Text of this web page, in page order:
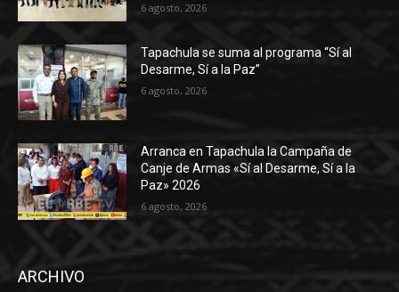
6 agosto, 2026
Tapachula se suma al programa “Sí al
Desarme, Sí a la Paz”
6 agosto, 2026
Arranca en Tapachula la Campaña de
Canje de Armas «Sí al Desarme, Sí a la
Paz» 2026
6 agosto, 2026
ARCHIVO